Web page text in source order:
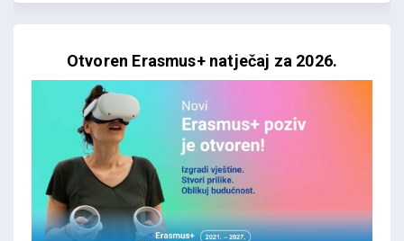
Otvoren Erasmus+ natječaj za 2026.